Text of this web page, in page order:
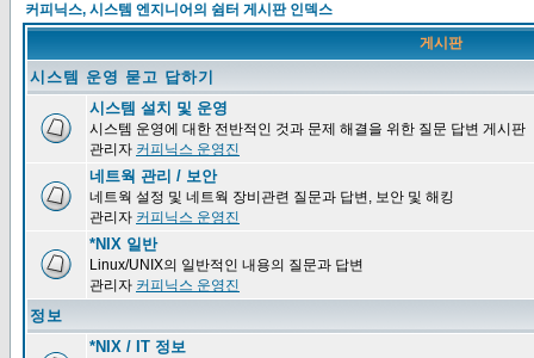
커피닉스, 시스템 엔지니어의 쉼터 게시판 인덱스
게시판
시스템 운영 묻고 답하기
시스템 설치 및 운영
시스템 운영에 대한 전반적인 것과 문제 해결을 위한 질문 답변 게시판
관리자 커피닉스 운영진
네트웍 관리 / 보안
네트웍 설정 및 네트웍 장비관련 질문과 답변, 보안 및 해킹
관리자 커피닉스 운영진
*NIX 일반
Linux/UNIX의 일반적인 내용의 질문과 답변
관리자 커피닉스 운영진
정보
*NIX / IT 정보